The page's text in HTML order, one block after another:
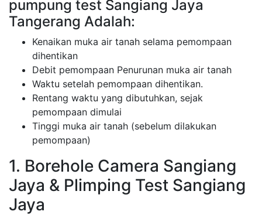
pumpung test Sangiang Jaya
Tangerang Adalah:
Kenaikan muka air tanah selama pemompaan
dihentikan
Debit pemompaan Penurunan muka air tanah
Waktu setelah pemompaan dihentikan.
Rentang waktu yang dibutuhkan, sejak
pemompaan dimulai
Tinggi muka air tanah (sebelum dilakukan
pemompaan)
1. Borehole Camera Sangiang
Jaya & Plimping Test Sangiang
Jaya